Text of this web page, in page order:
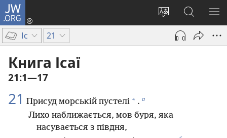
JW.ORG
Змінити
мову
сайту
Увійти
(відкривається
новому
Пошук
на
сайті
Іс 21
Книга Ісаї
21:1—17
21 Присуд морській пустелі * . а
Лихо наближається, мов буря, яка
насувається з півдня,